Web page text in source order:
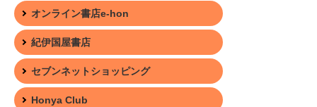
オンライン書店e-hon
紀伊国屋書店
セブンネットショッピング
Honya Club